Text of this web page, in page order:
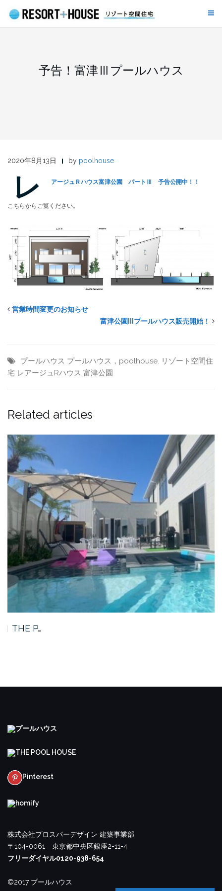
content
予告！富津Ⅲプールハウス
2020年8月13日 by poolhouse
レ アージュＲハウス富津公園 パートⅢ 予告公開中！！
こちらからご覧ください。
営業時間変更のお知らせ
富津公園IIIプールハウス販売開始！
プールハウス プールハウス，poolhouse. リゾート空間住
宅 レアージュRハウス 富津公園
Related articles
THE P…
プールハウス
THE POOL HOUSE
Pinterest
homify
株式会社プロスパーデザイン 建築事業部
〒104-0061 東京都中央区銀座2-11-4
フリーダイヤル0120-938-654
©2017 プールハウス